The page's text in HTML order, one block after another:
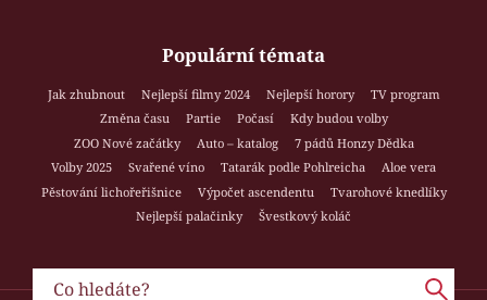
Populární témata
Jak zhubnout Nejlepší filmy 2024 Nejlepší horory
TV program
Změna času
Partie Počasí
Kdy budou volby
ZOO Nové začátky
Auto – katalog
7 pádů Honzy Dědka
Volby 2025
Svařené víno Tatarák podle Pohlreicha
Aloe vera
Pěstování lichořeřišnice
Výpočet ascendentu
Tvarohové knedlíky
Nejlepší palačinky
Švestkový koláč